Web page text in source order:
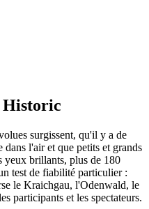
Historic
surgissent, qu'il y a de
l'air et que petits et grands
yeux brillants, plus de 180
test de fiabilité particulier :
le Kraichgau, l'Odenwald, le
participants et les spectateurs.